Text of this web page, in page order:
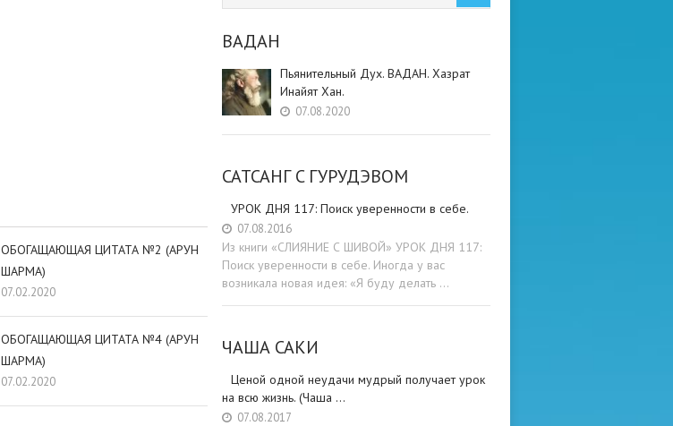
ОБОГАЩАЮЩАЯ ЦИТАТА №2 (АРУН
ШАРМА)
07.02.2020
ОБОГАЩАЮЩАЯ ЦИТАТА №4 (АРУН
ШАРМА)
07.02.2020
ВАДАН
Пьянительный Дух. ВАДАН. Хазрат
Инайят Хан.
07.08.2020
САТСАНГ C ГУРУДЭВОМ
УРОК ДНЯ 117: Поиск уверенности в себе.
07.08.2016
Из книги «СЛИЯНИЕ С ШИВОЙ» УРОК ДНЯ 117:
Поиск уверенности в себе. Иногда у вас
возникала новая идея: «Я буду делать …
ЧАША САКИ
Ценой одной неудачи мудрый получает урок
на всю жизнь. (Чаша …
07.08.2017